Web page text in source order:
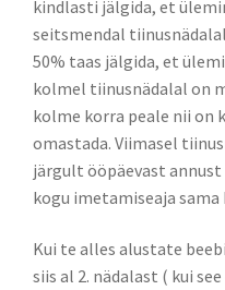
kindlasti jälgida, et
seitsmendal
50% taas jälgida, et
kolmel tiinusnädalal on
kolme korra peale nii on
omastada. Viimasel
järgult ööpäevast
kogu imetamiseaja sama
Kui te alles alustate
siis al 2. nädalast ( kui